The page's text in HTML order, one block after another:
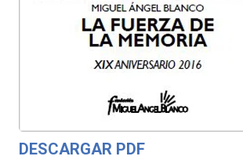
DESCARGAR PDF